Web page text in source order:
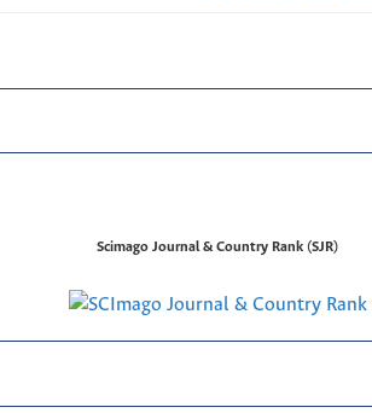
Scimago Journal & Country Rank (SJR)